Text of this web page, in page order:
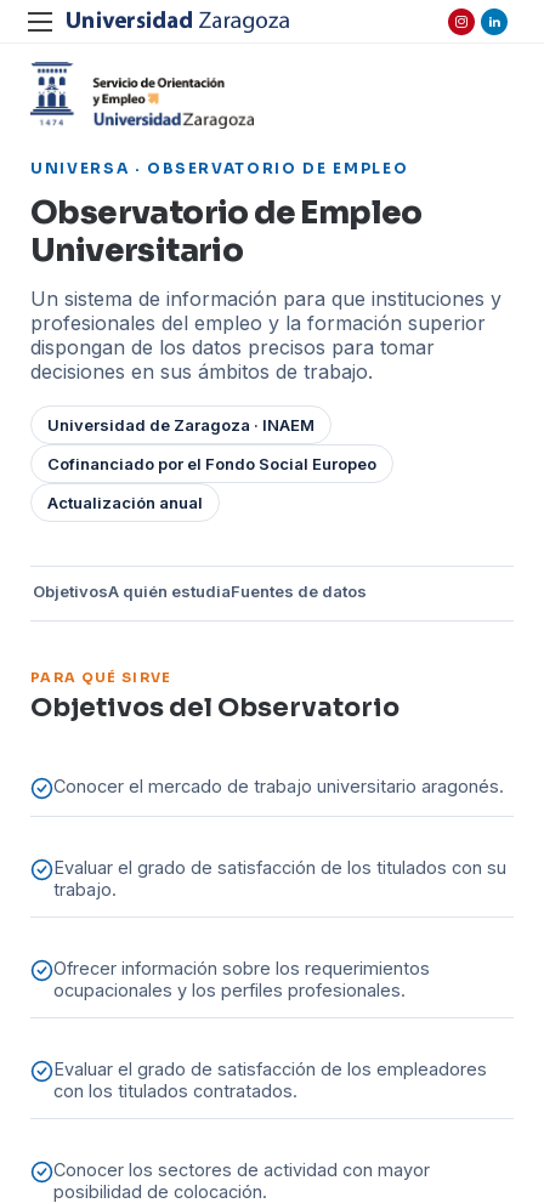
UNIVERSA · OBSERVATORIO DE EMPLEO
Observatorio de Empleo
Universitario
Un sistema de información para que instituciones y
profesionales del empleo y la formación superior
dispongan de los datos precisos para tomar
decisiones en sus ámbitos de trabajo.
Universidad de Zaragoza · INAEM
Cofinanciado por el Fondo Social Europeo
Actualización anual
ObjetivosA quién estudiaFuentes de datos
PARA QUÉ SIRVE
Objetivos del Observatorio
Conocer el mercado de trabajo universitario aragonés.
Evaluar el grado de satisfacción de los titulados con su
trabajo.
Ofrecer información sobre los requerimientos
ocupacionales y los perfiles profesionales.
Evaluar el grado de satisfacción de los empleadores
con los titulados contratados.
Conocer los sectores de actividad con mayor
posibilidad de colocación.